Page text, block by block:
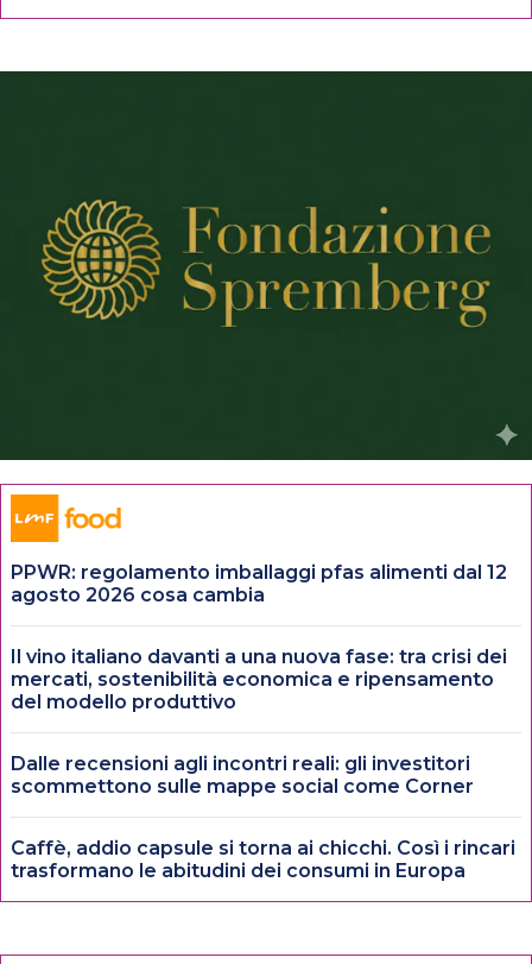
PPWR: regolamento imballaggi pfas alimenti dal 12
agosto 2026 cosa cambia
Il vino italiano davanti a una nuova fase: tra crisi dei
mercati, sostenibilità economica e ripensamento
del modello produttivo
Dalle recensioni agli incontri reali: gli investitori
scommettono sulle mappe social come Corner
Caffè, addio capsule si torna ai chicchi. Così i rincari
trasformano le abitudini dei consumi in Europa